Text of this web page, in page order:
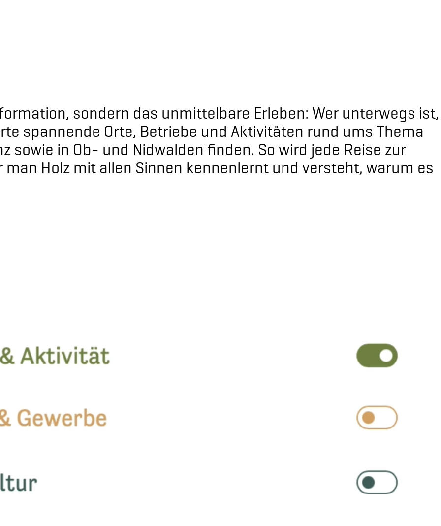
sondern das unmittelbare Erleben: Wer unterwegs ist,
spannende Orte, Betriebe und Aktivitäten rund ums Thema
sowie in Ob- und Nidwalden finden. So wird jede Reise zur
Holz mit allen Sinnen kennenlernt und versteht, warum es